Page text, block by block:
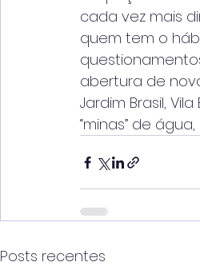
cada vez mais
quem tem o
abertura de
Jardim Brasil,
“minas” de
Posts recentes